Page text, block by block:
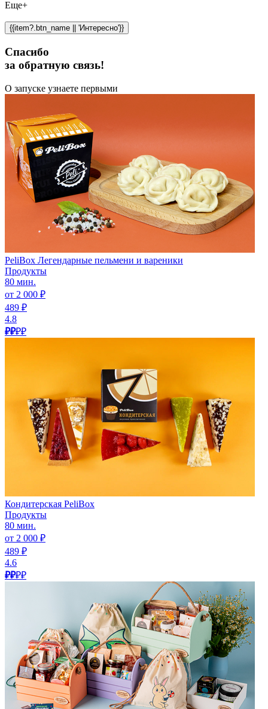
Еще+
{{item?.btn_name || 'Интересно'}}
Спасибо
за обратную связь!
О запуске узнаете первыми
PeliBox Легендарные пельмени и вареники
Продукты
80 мин.
от 2 000 ₽
489 ₽
4.8
₽₽₽₽
Кондитерская PeliBox
Продукты
80 мин.
от 2 000 ₽
489 ₽
4.6
₽₽₽₽